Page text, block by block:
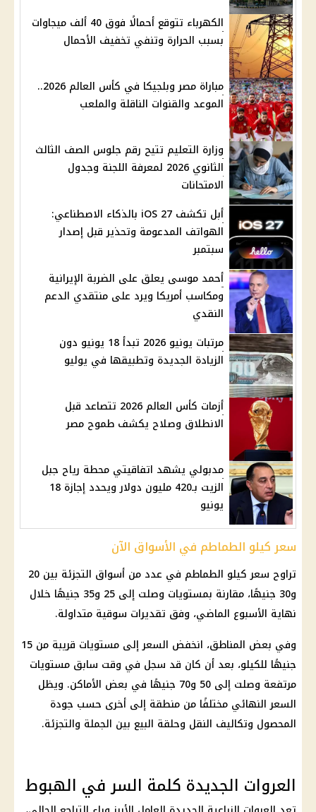
الكهرباء تتوقع أحمالًا فوق 40 ألف ميجاوات
بسبب الحرارة وتنفي تخفيف الأحمال
مباراة مصر وبلجيكا في كأس العالم 2026..
الموعد والقنوات الناقلة والملعب
وزارة التعليم تتيح رقم جلوس الصف الثالث
الثانوي 2026 لمعرفة اللجنة وجدول
الامتحانات
أبل تكشف iOS 27 بالذكاء الاصطناعي:
الهواتف المدعومة وتحذير قبل إصدار
سبتمبر
أحمد موسى يعلق على الضربة الإيرانية
ومكاسب أمريكا ويرد على منتقدي الدعم
النقدي
مرتبات يونيو 2026 تبدأ 18 يونيو دون
الزيادة الجديدة وتطبيقها في يوليو
أزمات كأس العالم 2026 تتصاعد قبل
الانطلاق وصلاح يكشف طموح مصر
مدبولي يشهد اتفاقيتي محطة رياح جبل
الزيت بـ420 مليون دولار ويحدد إجازة 18
يونيو
سعر كيلو الطماطم في الأسواق الآن
تراوح سعر كيلو الطماطم في عدد من أسواق التجزئة بين 20
و30 جنيهًا، مقارنة بمستويات وصلت إلى 25 و35 جنيهًا خلال
نهاية الأسبوع الماضي، وفق تقديرات سوقية متداولة.
وفي بعض المناطق، انخفض السعر إلى مستويات قريبة من 15
جنيهًا للكيلو، بعد أن كان قد سجل في وقت سابق مستويات
مرتفعة وصلت إلى 50 و70 جنيهًا في بعض الأماكن. ويظل
السعر النهائي مختلفًا من منطقة إلى أخرى حسب جودة
المحصول وتكاليف النقل وحلقة البيع بين الجملة والتجزئة.
العروات الجديدة كلمة السر في الهبوط